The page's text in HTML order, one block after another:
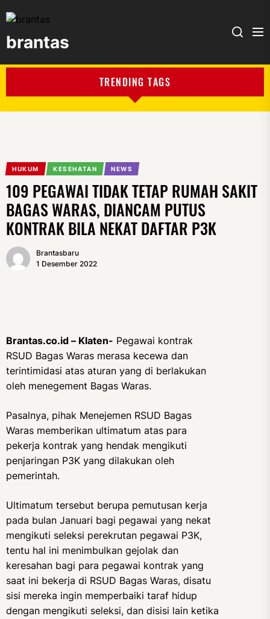
brantas
TRENDING TAGS
HUKUM KESEHATAN NEWS
109 PEGAWAI TIDAK TETAP RUMAH SAKIT
BAGAS WARAS, DIANCAM PUTUS
KONTRAK BILA NEKAT DAFTAR P3K
Brantasbaru
1 Desember 2022
Brantas.co.id – Klaten- Pegawai kontrak
RSUD Bagas Waras merasa kecewa dan
terintimidasi atas aturan yang di berlakukan
oleh menegement Bagas Waras.
Pasalnya, pihak Menejemen RSUD Bagas
Waras memberikan ultimatum atas para
pekerja kontrak yang hendak mengikuti
penjaringan P3K yang dilakukan oleh
pemerintah.
Ultimatum tersebut berupa pemutusan kerja
pada bulan Januari bagi pegawai yang nekat
mengikuti seleksi perekrutan pegawai P3K,
tentu hal ini menimbulkan gejolak dan
keresahan bagi para pegawai kontrak yang
saat ini bekerja di RSUD Bagas Waras, disatu
sisi mereka ingin memperbaiki taraf hidup
dengan mengikuti seleksi, dan disisi lain ketika